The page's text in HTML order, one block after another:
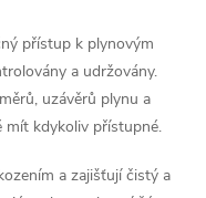
přístup k plynovým
a udržovány.
uzávěrů plynu a
mít kdykoliv přístupné.
a zajišťují čistý a